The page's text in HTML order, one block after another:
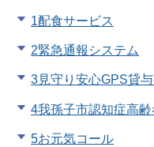
1配食サービス
2緊急通報システム
3見守り安心GPS貸
4我孫子市認知症高
5お元気コール